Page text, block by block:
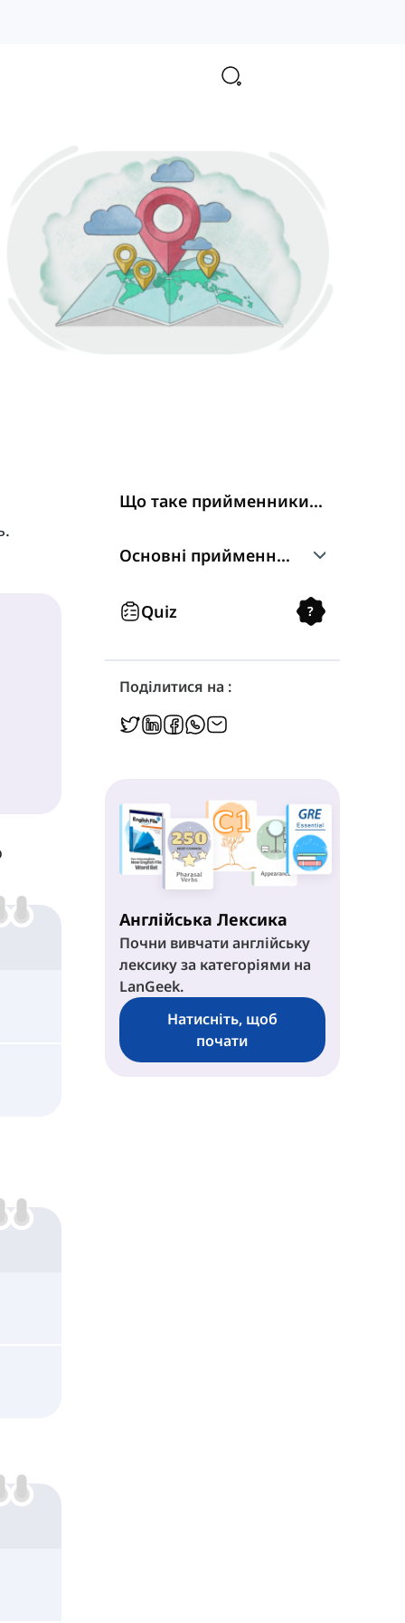
Що таке прийменники місця?
Основні прийменники місця
In
On
In Front of
Behind
At
Quiz ?
Поділитися на :
Англійська Лексика
Почни вивчати англійську
лексику за категоріями на
LanGeek.
Натисніть, щоб
почати